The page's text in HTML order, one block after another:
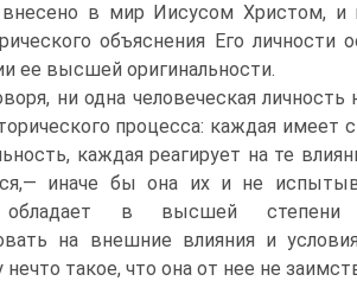
в мир Иисусом Христом, и
объяснения Его личности
ее высшей оригинальности.
ни одна человеческая личность
процесса: каждая имеет
каждая реагирует на те
иначе бы она их и не
обладает в высшей степени
на внешние влияния и
такое, что она от нее не